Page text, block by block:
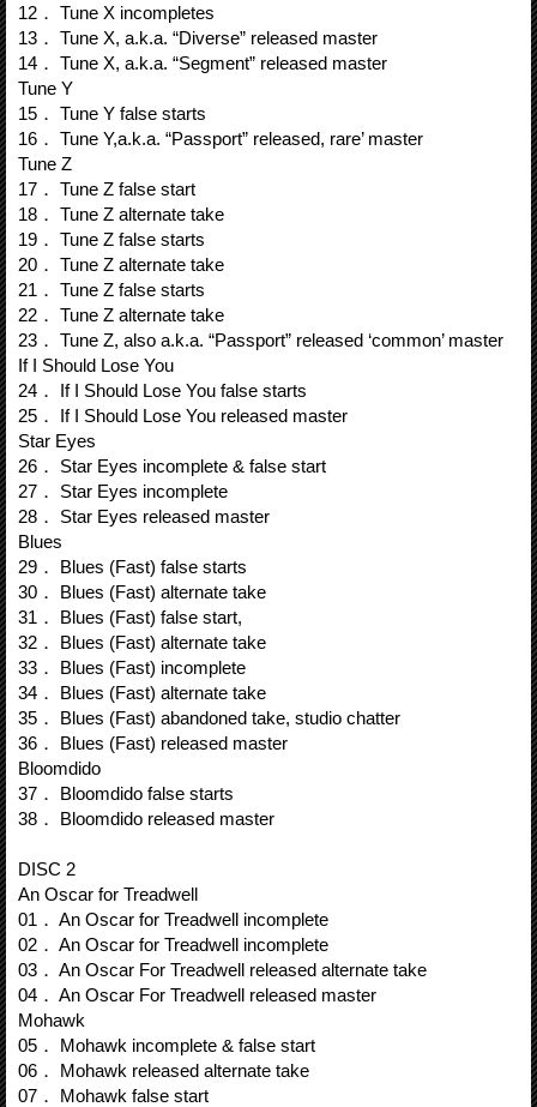
12． Tune X incompletes
13． Tune X, a.k.a. “Diverse” released master
14． Tune X, a.k.a. “Segment” released master
Tune Y
15． Tune Y false starts
16． Tune Y,a.k.a. “Passport” released, rare’ master
Tune Z
17． Tune Z false start
18． Tune Z alternate take
19． Tune Z false starts
20． Tune Z alternate take
21． Tune Z false starts
22． Tune Z alternate take
23． Tune Z, also a.k.a. “Passport” released ‘common’ master
If I Should Lose You
24． If I Should Lose You false starts
25． If I Should Lose You released master
Star Eyes
26． Star Eyes incomplete & false start
27． Star Eyes incomplete
28． Star Eyes released master
Blues
29． Blues (Fast) false starts
30． Blues (Fast) alternate take
31． Blues (Fast) false start,
32． Blues (Fast) alternate take
33． Blues (Fast) incomplete
34． Blues (Fast) alternate take
35． Blues (Fast) abandoned take, studio chatter
36． Blues (Fast) released master
Bloomdido
37． Bloomdido false starts
38． Bloomdido released master
DISC 2
An Oscar for Treadwell
01． An Oscar for Treadwell incomplete
02． An Oscar for Treadwell incomplete
03． An Oscar For Treadwell released alternate take
04． An Oscar For Treadwell released master
Mohawk
05． Mohawk incomplete & false start
06． Mohawk released alternate take
07． Mohawk false start